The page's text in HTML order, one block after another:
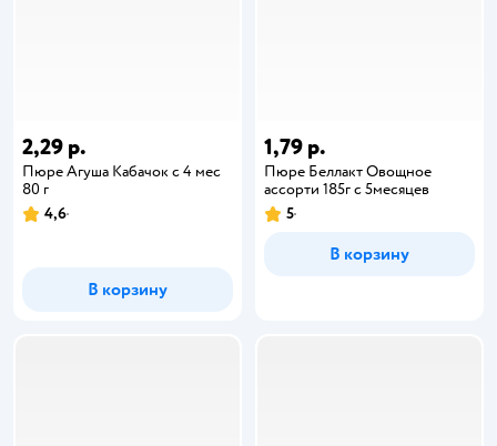
2,29 р.
Пюре Агуша Кабачок с 4 мес
80 г
4,6
В корзину
1,79 р.
Пюре Беллакт Овощное
ассорти 185г с 5месяцев
5
В корзину